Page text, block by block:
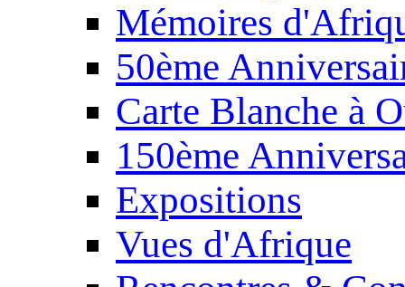
Mémoires
50ème
Carte Blanche à
150ème
Expositions
Vues d'Afrique